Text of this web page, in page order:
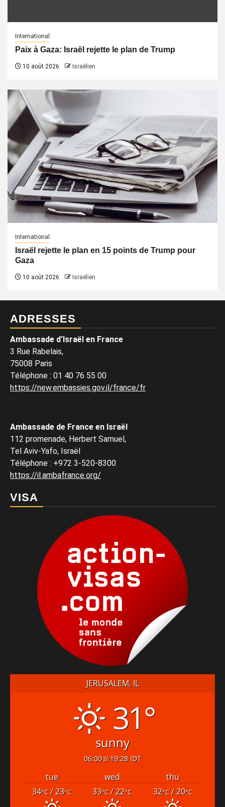
International
Paix à Gaza: Israël rejette le plan de Trump
10 août 2026 Israëlien
International
Israël rejette le plan en 15 points de Trump pour
Gaza
10 août 2026 Israëlien
ADRESSES
Ambassade d’Israël en France
3 Rue Rabelais,
75008 Paris
Téléphone : 01 40 76 55 00
https://new.embassies.gov.il/france/fr
Ambassade de France en Israël
112 promenade, Herbert Samuel,
Tel Aviv-Yafo, Israël
Téléphone : +972 3-520-8300
https://il.ambafrance.org/
VISA
JERUSALEM, IL
31°
sunny
06:00 19:28 IDT
tue wed
thu
34°C/ 23°C 33°C/ 22°C 32°C/ 20°C